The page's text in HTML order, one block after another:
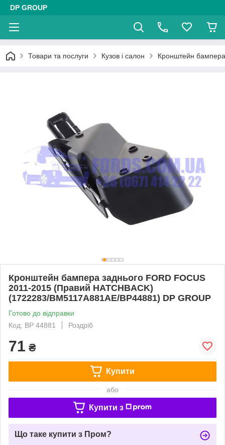
DP GROUP
Товари та послуги Кузов і салон Кронштейн
Кронштейн бампера заднього FORD FOCUS
2011-2015 (Правий HATCHBACK)
(1722283/BM5117A881AE/BP44881) DP GROUP
Готово до відправки
Код: BP 44881
Роздріб
71 ₴
Купити
або
Купити з
Що таке купити з Пром?